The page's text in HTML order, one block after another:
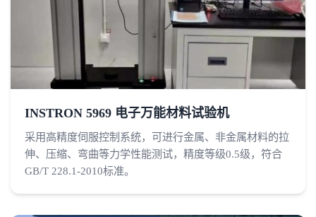
INSTRON 5969 电子万能材料试验机
采用高精度伺服控制系统，可进行金属、非金属材料的拉
伸、压缩、弯曲等力学性能测试，精度等级0.5级，符合
GB/T 228.1-2010标准。